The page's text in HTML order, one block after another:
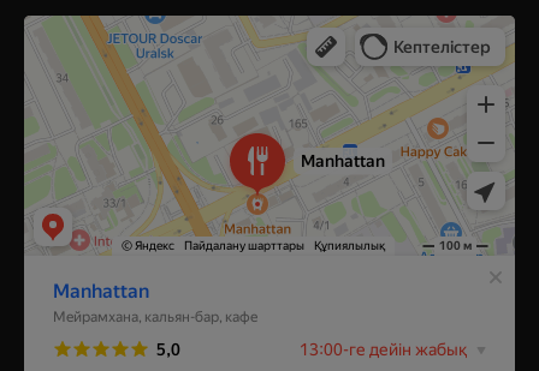
Manhattan
Ресторан в Уральске
Кальян-бар в Уральске